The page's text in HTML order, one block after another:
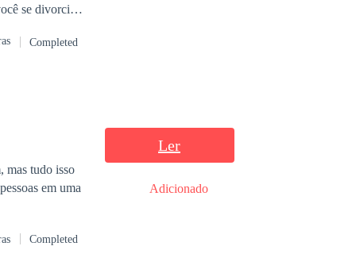
se divorciou
há
cheio de
Completed
mas tudo isso
em uma
Completed
Ler
Adicionado